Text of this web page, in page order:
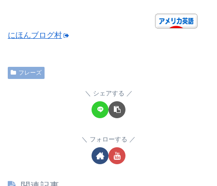
にほんブログ村
フレーズ
シェアする
フォローする